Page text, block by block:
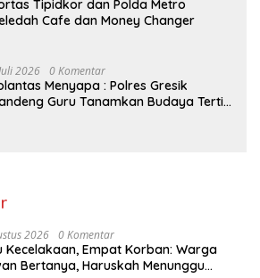
Tipidkor dan Polda Metro
Cafe dan Money Changer
2026 0 Komentar
Menyapa : Polres Gresik
Guru Tanamkan Budaya Tertib
2026 0 Komentar
Kecelakaan, Empat Korban: Warga
Bertanya, Haruskah Menunggu